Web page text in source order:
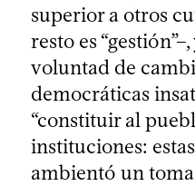
superior a otros
resto es
voluntad de
democráticas
“constituir al
instituciones:
ambientó un